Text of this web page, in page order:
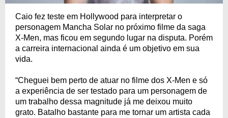
Caio fez teste em Hollywood para interpretar o
personagem Mancha Solar no próximo filme da saga
X-Men, mas ficou em segundo lugar na disputa. Porém
a carreira internacional ainda é um objetivo em sua
vida.
“Cheguei bem perto de atuar no filme dos X-Men e só
a experiência de ser testado para um personagem de
um trabalho dessa magnitude já me deixou muito
grato. Batalho bastante para me tornar um artista cada